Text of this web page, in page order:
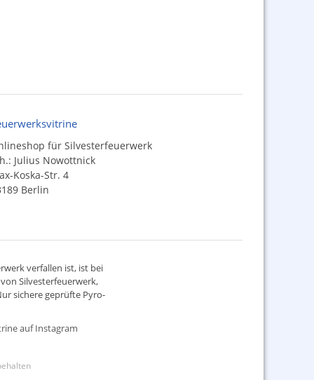
für Silvesterfeuerwerk
Julius Nowottnick
Koska-Str. 4
Berlin
verfallen ist, ist bei
Silvesterfeuerwerk,
sichere geprüfte Pyro-
auf Instagram